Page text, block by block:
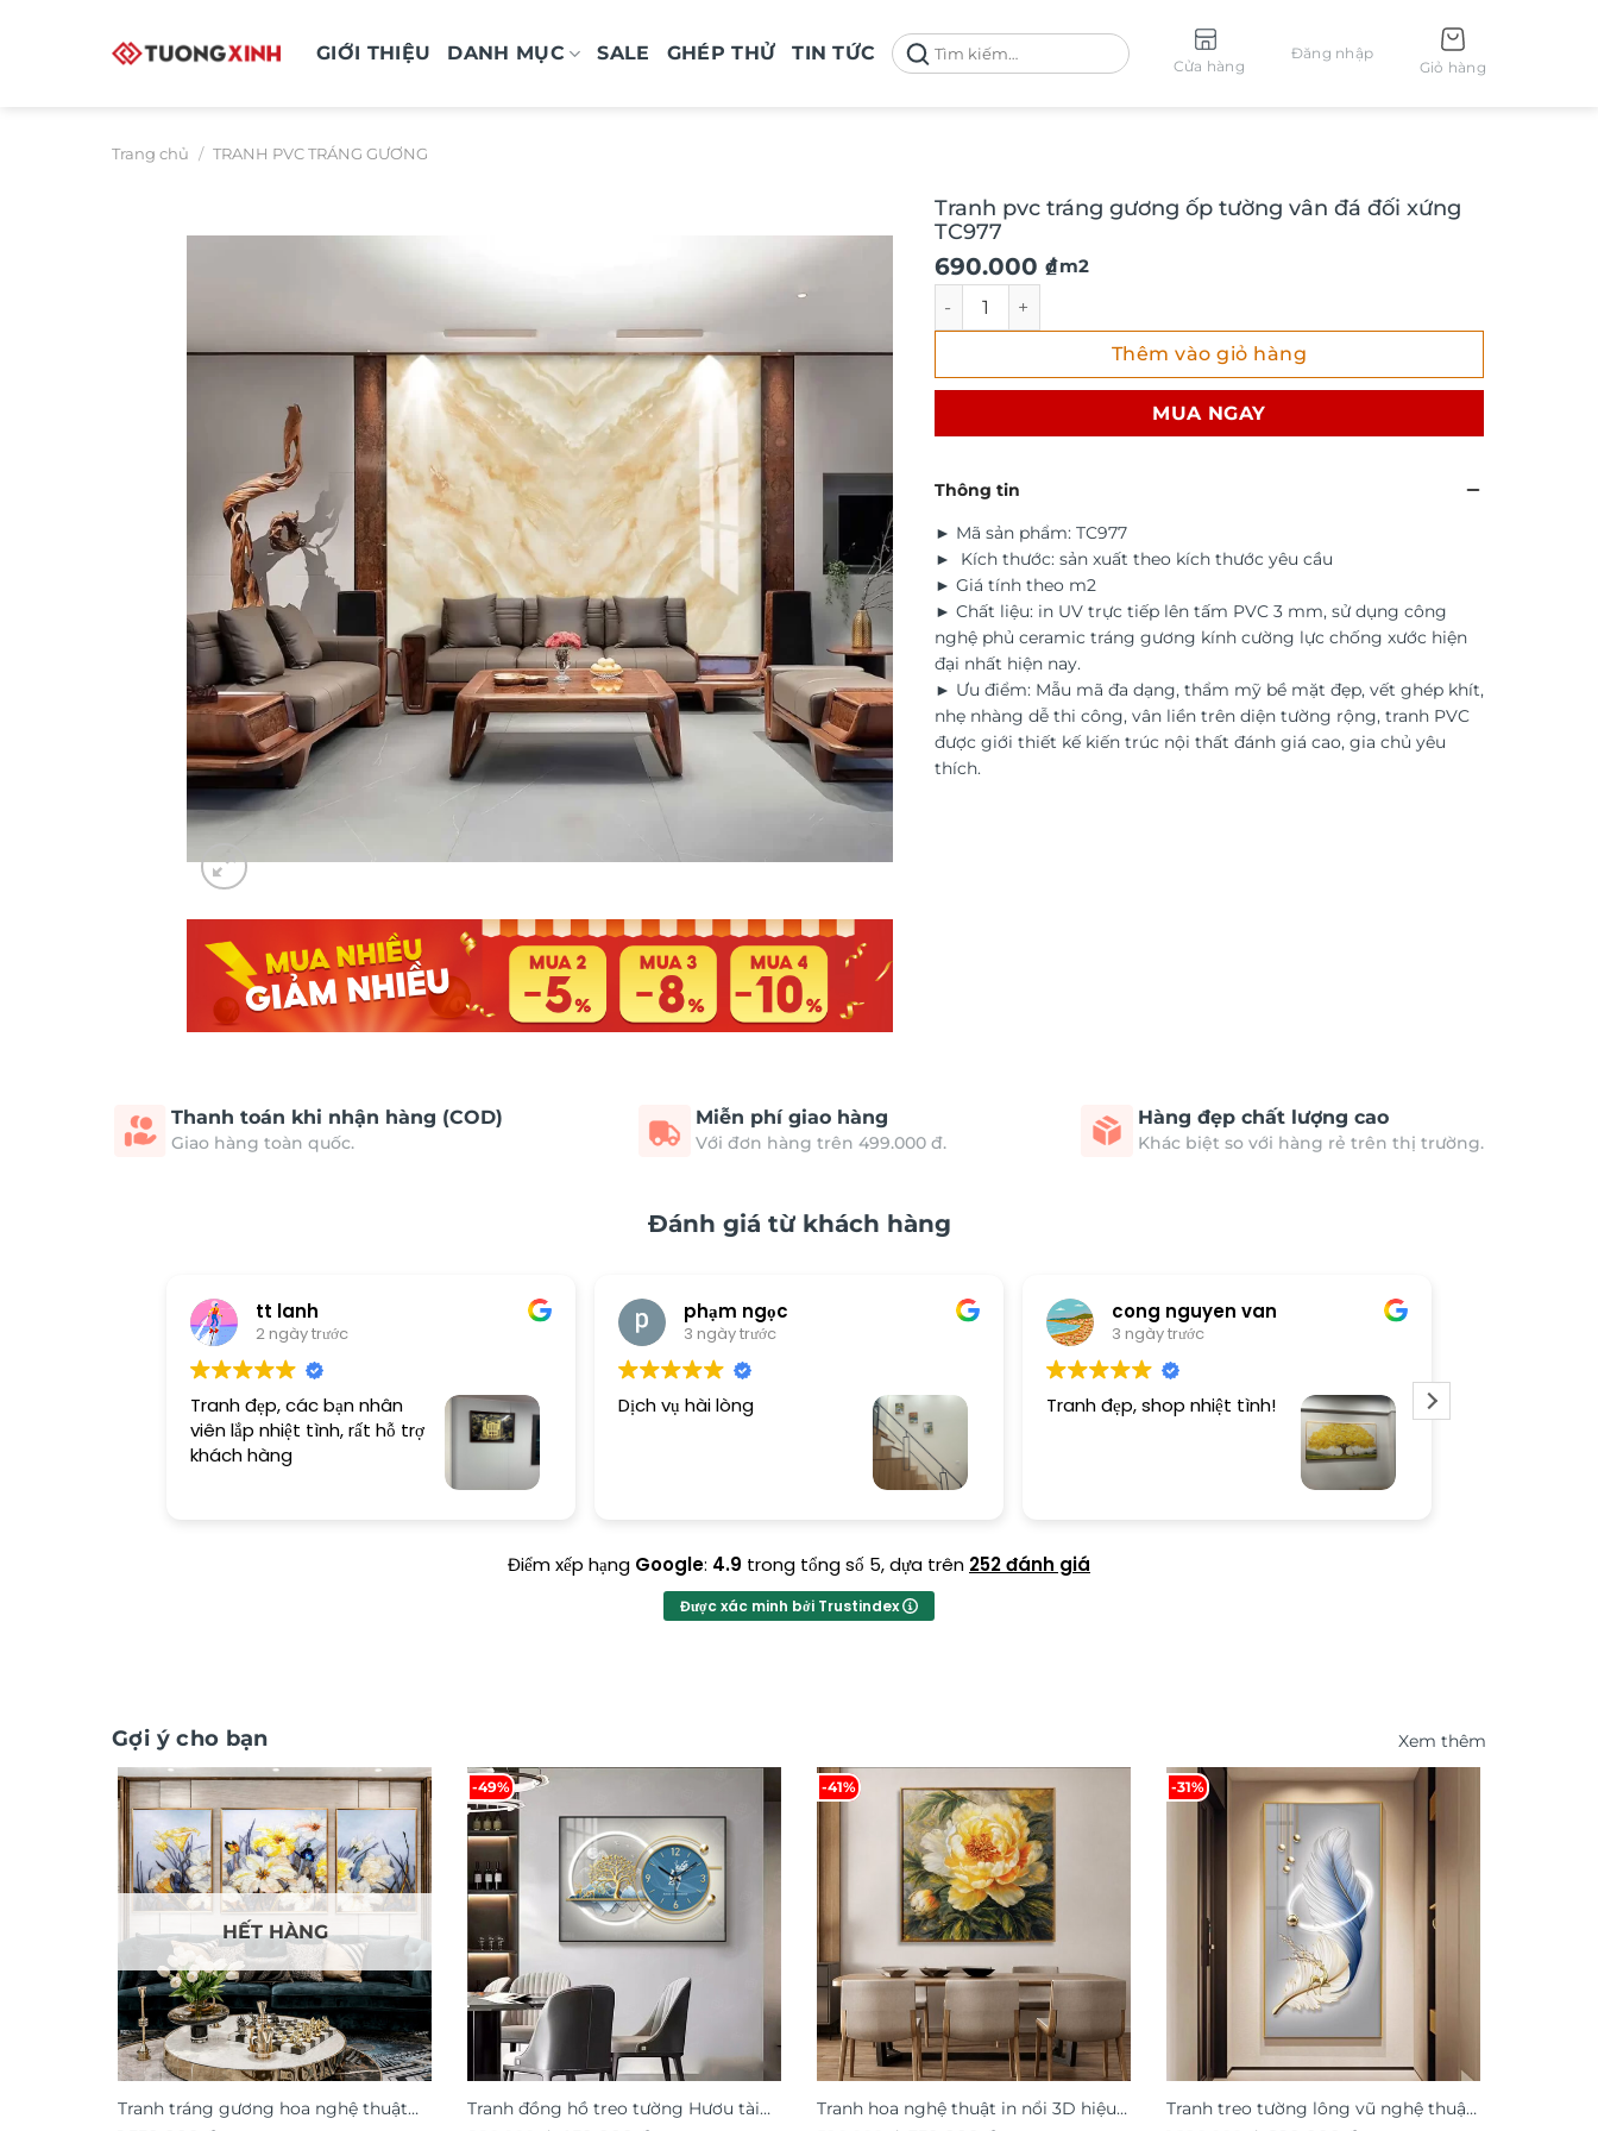
GIỚI THIỆU DANH MỤC SALE GHÉP THỬ TIN TỨC
Tìm
kiếm:
Cửa hàng
Đăng nhập
Giỏ hàng
Trang chủ / TRANH PVC TRÁNG GƯƠNG
Tranh pvc tráng gương ốp tường vân đá đối xứng
TC977
690.000 ₫
/ m2
Tranh pvc tráng gương ốp tường vân đá đối xứng TC977 số lượng
Thêm vào giỏ hàng
MUA NGAY
Thông tin
► Mã sản phẩm: TC977
► Kích thước: sản xuất theo kích thước yêu cầu
► Giá tính theo m2
► Chất liệu: in UV trực tiếp lên tấm PVC 3 mm, sử dụng công
nghệ phủ ceramic tráng gương kính cường lực chống xước hiện
đại nhất hiện nay.
► Ưu điểm: Mẫu mã đa dạng, thẩm mỹ bề mặt đẹp, vết ghép khít,
nhẹ nhàng dễ thi công, vân liền trên diện tường rộng, tranh PVC
được giới thiết kế kiến trúc nội thất đánh giá cao, gia chủ yêu
thích.
Thanh toán khi nhận hàng (COD)
Giao hàng toàn quốc.
Miễn phí giao hàng
Với đơn hàng trên 499.000 đ.
Hàng đẹp chất lượng cao
Khác biệt so với hàng rẻ trên thị trường.
Đánh giá từ khách hàng
tt lanh
2 ngày trước
Tranh đẹp, các bạn nhân
viên lắp nhiệt tình, rất hỗ trợ
khách hàng
phạm ngọc
3 ngày trước
Dịch vụ hài lòng
cong nguyen van
3 ngày trước
Tranh đẹp, shop nhiệt tình!
Điểm xếp hạng Google: 4.9 trong tổng số 5,dựa trên 252 đánh giá
Được xác minh bởi Trustindex
Gợi ý cho bạn Xem thêm
HẾT HÀNG
Tranh tráng gương hoa nghệ thuật
-49%
Tranh đồng hồ treo tường Hươu tài
-41%
Tranh hoa nghệ thuật in nổi 3D hiệu
-31%
Tranh treo tường lông vũ nghệ thuật